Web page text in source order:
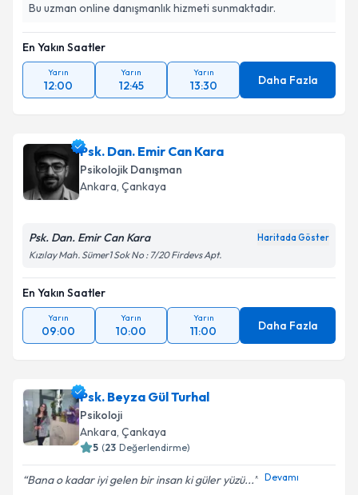
Bu uzman online danışmanlık hizmeti sunmaktadır.
En Yakın Saatler
Yarın
12:00
Yarın
12:45
Yarın
13:30 Daha Fazla
Psk. Dan. Emir Can Kara
Psikolojik Danışman
Ankara, Çankaya
Psk. Dan. Emir Can Kara Haritada Göster
Kızılay Mah. Sümer1 Sok No : 7/20 Firdevs Apt.
En Yakın Saatler
Yarın
09:00
Yarın
10:00
Yarın
11:00 Daha Fazla
Psk. Beyza Gül Turhal
Psikoloji
Ankara, Çankaya
5 (23 Değerlendirme)
Bana o kadar iyi gelen bir insan ki güler yüzü... Devamı